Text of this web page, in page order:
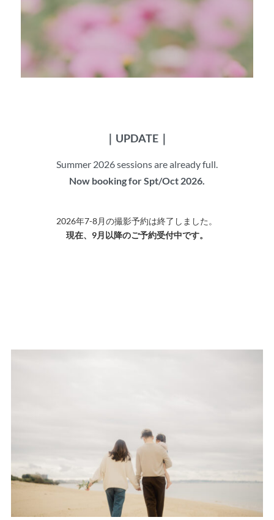
｜UPDATE｜
Summer 2026 sessions are already full.
Now booking for Spt/Oct 2026.
2026年7-8月の撮影予約は終了しました。
現在、9月以降のご予約受付中です。